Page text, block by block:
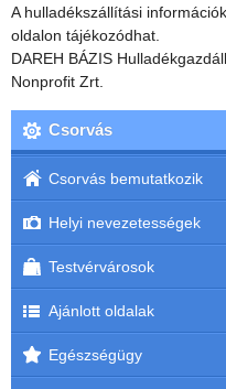
A hulladékszállítási
oldalon tájékozódhat.
DAREH BÁZIS
Nonprofit Zrt.
Csorvás
Csorvás bemutatkozik
Helyi nevezetességek
Testvérvárosok
Ajánlott oldalak
Egészségügy